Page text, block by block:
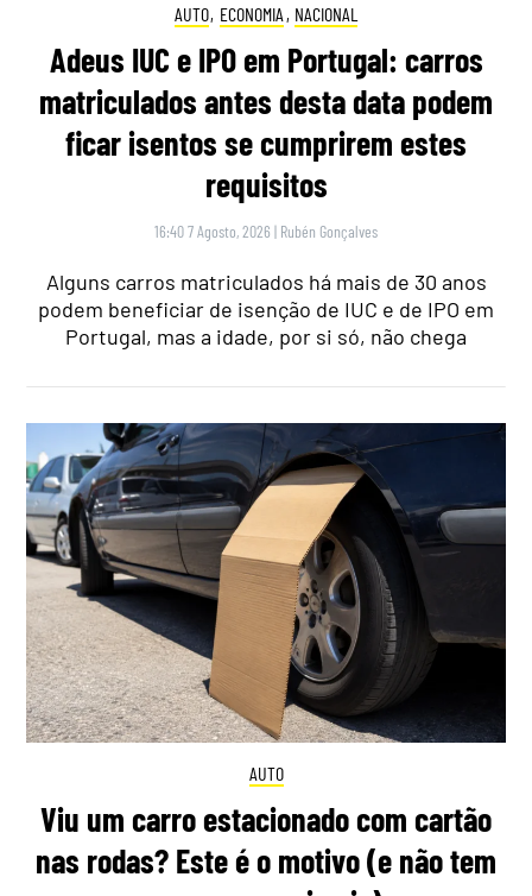
AUTO, ECONOMIA , NACIONAL
Adeus IUC e IPO em Portugal: carros
matriculados antes desta data podem
ficar isentos se cumprirem estes
requisitos
16:40 7 Agosto, 2026 | Rubén Gonçalves
Alguns carros matriculados há mais de 30 anos
podem beneficiar de isenção de IUC e de IPO em
Portugal, mas a idade, por si só, não chega
AUTO
Viu um carro estacionado com cartão
nas rodas? Este é o motivo (e não tem